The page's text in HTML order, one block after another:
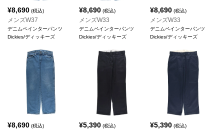
¥8,690 (税込)
メンズW37
デニムペインターパンツ
Dickies/ディッキーズ
¥8,690(税込)
メンズW33
デニムペインターパンツ
Dickies/ディッキーズ
¥8,690 (税込)
メンズW33
デニムペインターパンツ
Dickies/ディッキーズ
¥8,690 (税込) ¥5,390(税込) ¥5,390 (税込)